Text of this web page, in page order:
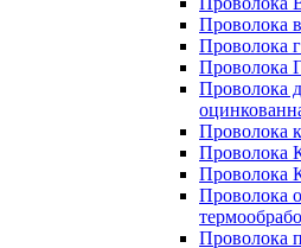
Проволока
Проволока
Проволока
Проволока
Проволока
Проволока
Проволока
Проволока
Проволока